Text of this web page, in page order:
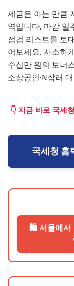
세금은 아는 만큼
역입니다. 마감 일
점검 리스트를 토
어보세요. 사소하
수십만 원의 보너
소상공인·N잡러
👇 지금 바로 국세
국세청 홈
🛍️ 서울에서